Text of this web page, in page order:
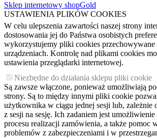
Sklep internetowy shopGold
USTAWIENIA PLIKÓW COOKIES
W celu ulepszenia zawartości naszej strony
dostosowania jej do Państwa osobistych
wykorzystujemy pliki cookies przechowywane
urządzeniach. Kontrolę nad plikami cookies
ustawienia przeglądarki internetowej.
Niezbędne do działania sklepu pliki cookie
Są zawsze włączone, ponieważ umożliwiają
strony. Są to między innymi pliki cookie
użytkownika w ciągu jednej sesji lub, zależnie
z sesji na sesję. Ich zadaniem jest
procesu realizacji zamówienia, a także pomoc
problemów z zabezpieczeniami i w